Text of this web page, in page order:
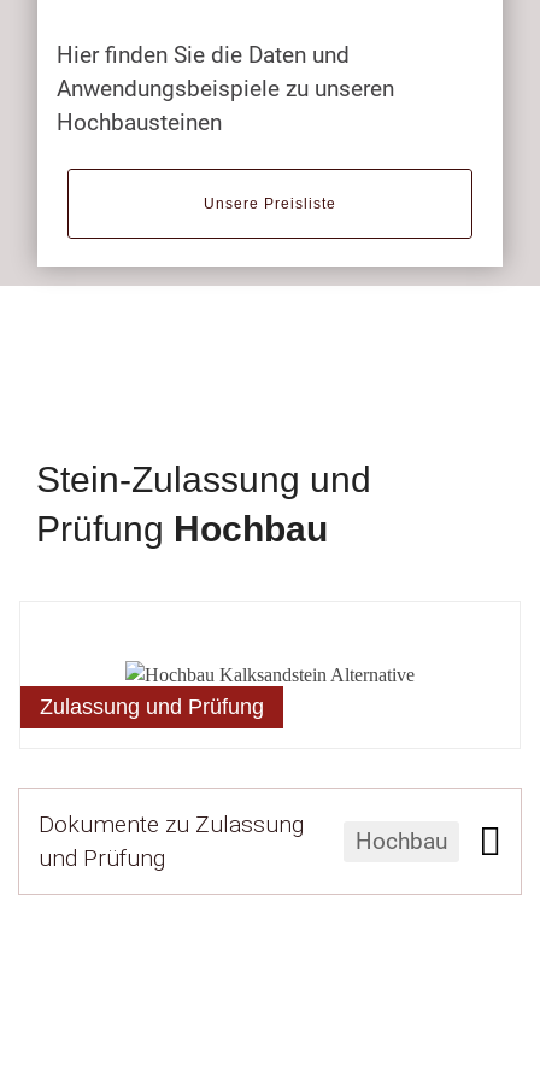
Hier finden Sie die Daten und
Anwendungsbeispiele zu unseren
Hochbausteinen
Unsere Preisliste
Stein-Zulassung und
Prüfung Hochbau
Zulassung und Prüfung
Dokumente zu Zulassung
und Prüfung
Hochbau